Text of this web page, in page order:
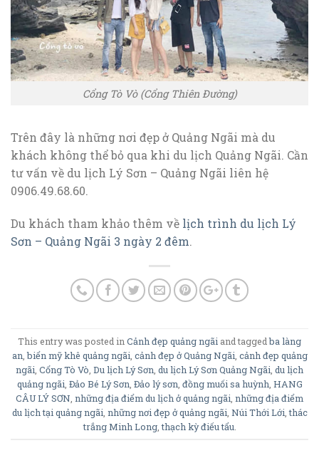
Cổng Tò Vò (Cổng Thiên Đường)
Trên đây là những nơi đẹp ở Quảng Ngãi mà du
khách không thể bỏ qua khi du lịch Quảng Ngãi. Cần
tư vấn về du lịch Lý Sơn – Quảng Ngãi liên hệ
0906.49.68.60.
Du khách tham khảo thêm về lịch trình du lịch Lý
Sơn – Quảng Ngãi 3 ngày 2 đêm.
This entry was posted in Cảnh đẹp quảng ngãi and taggedba làng
an ,biển mỹ khê quảng ngãi cảnh đẹp ở Quảng Ngãi cảnh đẹp quảng
ngãi Cổng Tò Vò Du lịch Lý Sơn du lịch Lý Sơn Quảng Ngãi du lịch
quảng ngãi Đảo Bé Lý Sơn Đảo lý sơn đồng muối sa huỳnh HANG
CÂU LÝ SƠN những địa điểm du lịch ở quảng ngãi những địa điểm
du lịch tại quảng ngãi những nơi đẹp ở quảng ngãi Núi Thới Lới ,thác
trắng Minh Long,thạch kỳ điếu tẩu